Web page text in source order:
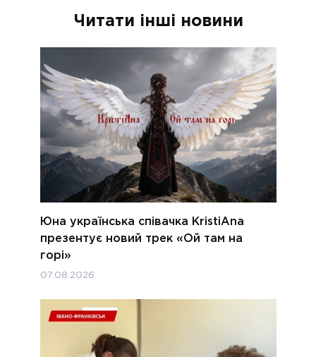
Читати інші новини
Юна українська співачка KristiAna
презентує новий трек «Ой там на
горі»
07.08.2026